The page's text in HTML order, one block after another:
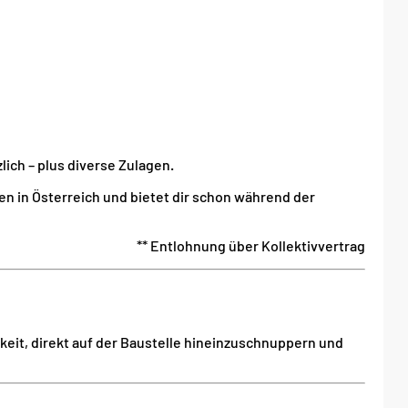
– plus diverse Zulagen.
in Österreich und bietet dir schon während der
** Entlohnung über Kollektivvertrag
direkt auf der Baustelle hineinzuschnuppern und